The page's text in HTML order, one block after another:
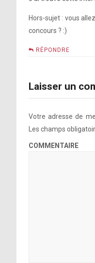
Hors-sujet : vous
concours ? :)
RÉPONDRE
Laisser un
Votre adresse de
Les champs
COMMENTAIRE